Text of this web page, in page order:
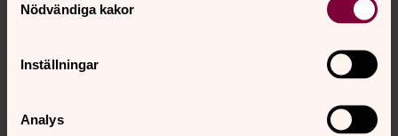
Nödvändiga kakor
Inställningar
Analys
Gerums kyrka?
Riksantikvarieämbetets bebyggelseregister.
Klicka